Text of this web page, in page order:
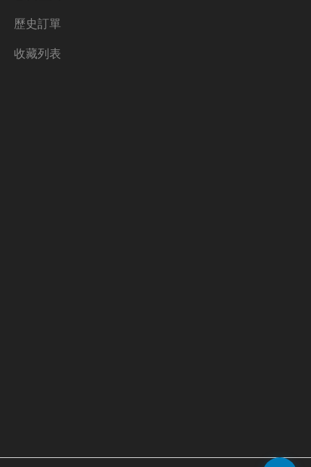
歷史訂單
收藏列表